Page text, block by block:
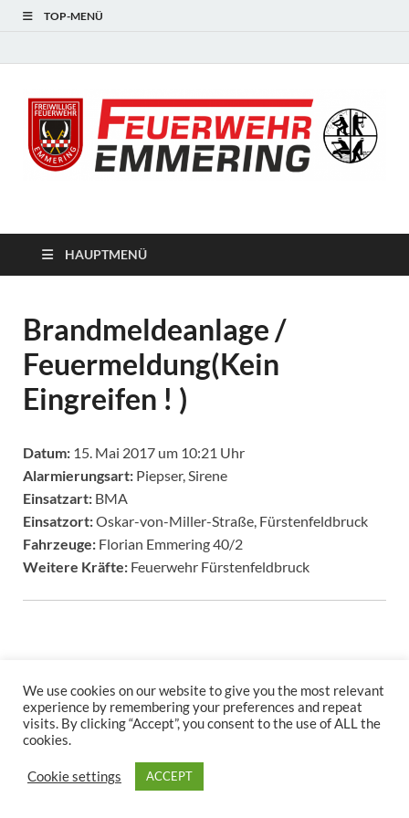
TOP-MENÜ
HAUPTMENÜ
Brandmeldeanlage /
Feuermeldung(Kein
Eingreifen ! )
Datum: 15. Mai 2017 um 10:21 Uhr
Alarmierungsart: Piepser, Sirene
Einsatzart: BMA
Einsatzort:Oskar-von-Miller-Straße, Fürstenfeldbruck
Fahrzeuge: Florian Emmering 40/2
Weitere Kräfte: Feuerwehr Fürstenfeldbruck
Copyright © 2026
Stolz präsentiertWordPressund
We use cookies on our website to give you the most relevant
experience by remembering your preferences and repeat
visits. By clicking “Accept”, you consent to the use of ALL the
cookies.
Cookie settings ACCEPT